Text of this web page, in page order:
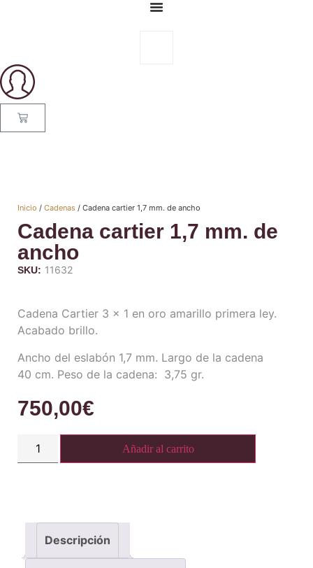
Inicio / Cadenas / Cadena cartier 1,7 mm. de ancho
Cadena cartier 1,7 mm. de
ancho
SKU: 11632
Cadena Cartier 3 x 1 en oro amarillo primera ley.
Acabado brillo.
Ancho del eslabón 1,7 mm. Largo de la cadena
40 cm. Peso de la cadena: 3,75 gr.
750,00€
Añadir al carrito
Descripción